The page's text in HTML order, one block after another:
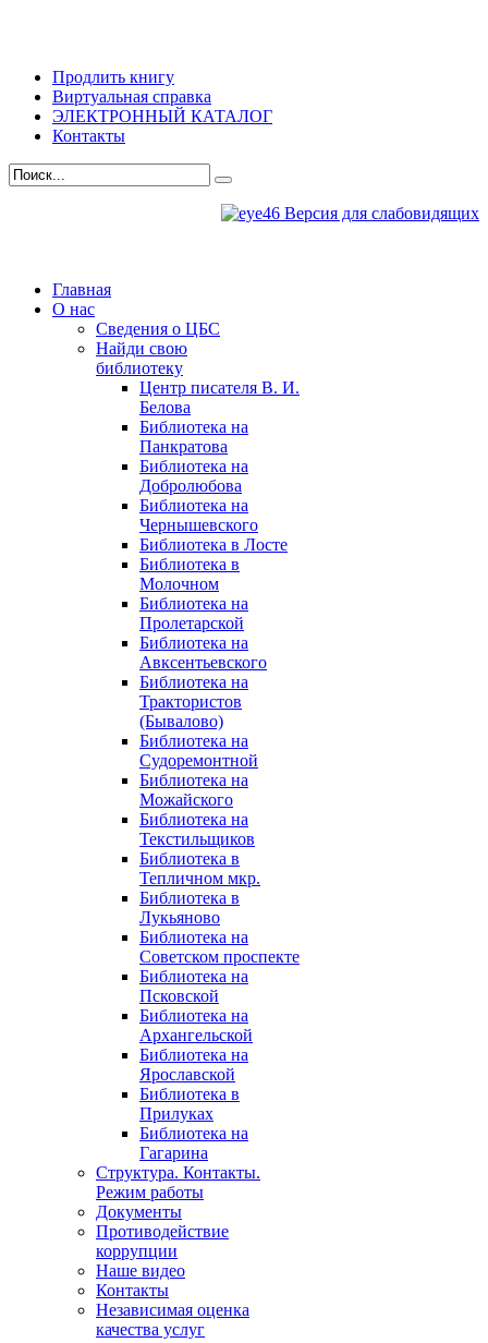
Продлить книгу
Виртуальная справка
ЭЛЕКТРОННЫЙ КАТАЛОГ
Контакты
Версия для слабовидящих
Главная
О нас
Сведения о ЦБС
Найди свою
библиотеку
Центр писателя В. И.
Белова
Библиотека на
Панкратова
Библиотека на
Добролюбова
Библиотека на
Чернышевского
Библиотека в Лосте
Библиотека в
Молочном
Библиотека на
Пролетарской
Библиотека на
Авксентьевского
Библиотека на
Трактористов
(Бывалово)
Библиотека на
Судоремонтной
Библиотека на
Можайского
Библиотека на
Текстильщиков
Библиотека в
Тепличном мкр.
Библиотека в
Лукьяново
Библиотека на
Советском проспекте
Библиотека на
Псковской
Библиотека на
Архангельской
Библиотека на
Ярославской
Библиотека в
Прилуках
Библиотека на
Гагарина
Структура. Контакты.
Режим работы
Документы
Противодействие
коррупции
Наше видео
Контакты
Независимая оценка
качества услуг